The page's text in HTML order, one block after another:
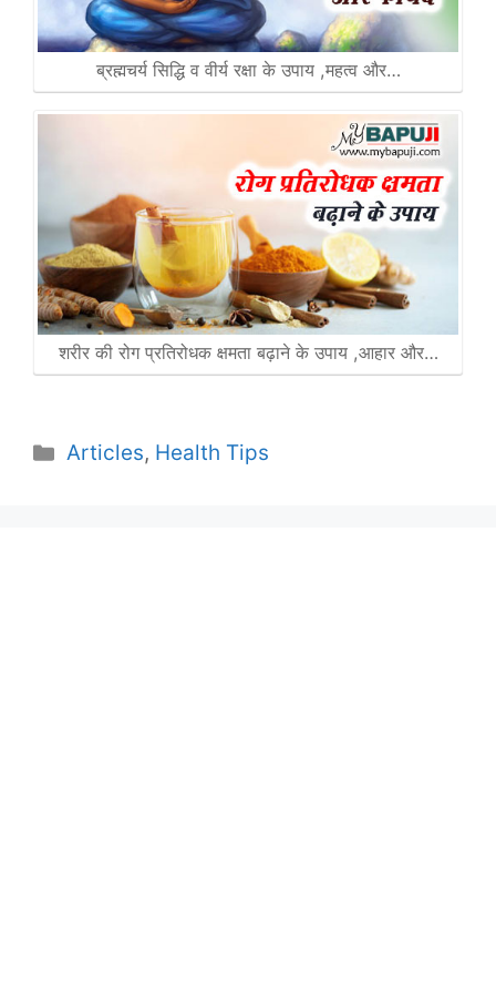
ब्रह्मचर्य सिद्धि व वीर्य रक्षा के उपाय ,महत्व और…
शरीर की रोग प्रतिरोधक क्षमता बढ़ाने के उपाय ,आहार और…
Categories
Articles, Health Tips